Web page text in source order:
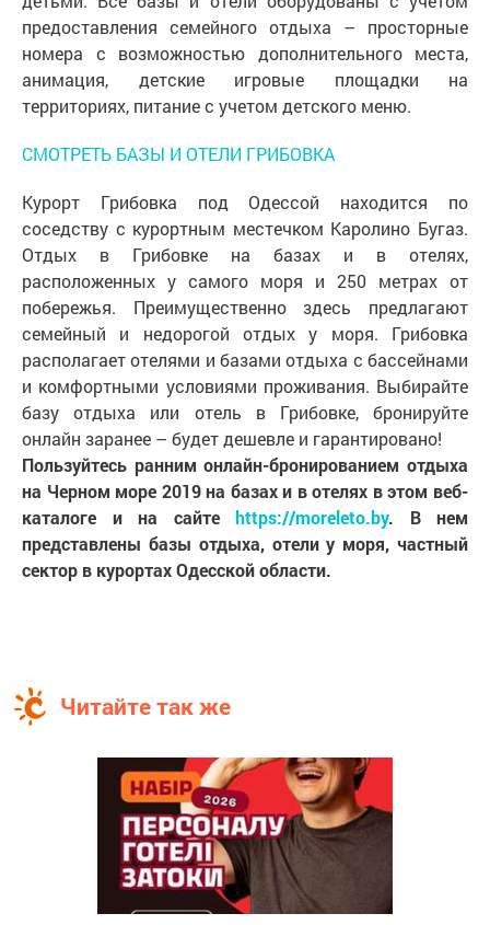
предоставления семейного отдыха – просторные
номера с возможностью дополнительного места,
анимация, детские игровые площадки на
территориях, питание с учетом детского меню.
СМОТРЕТЬ БАЗЫ И ОТЕЛИ ГРИБОВКА
Курорт Грибовка под Одессой находится по
соседству с курортным местечком Каролино Бугаз.
Отдых в Грибовке на базах и в отелях,
расположенных у самого моря и 250 метрах от
побережья. Преимущественно здесь предлагают
семейный и недорогой отдых у моря. Грибовка
располагает отелями и базами отдыха с бассейнами
и комфортными условиями проживания. Выбирайте
базу отдыха или отель в Грибовке, бронируйте
онлайн заранее – будет дешевле и гарантировано!
Пользуйтесь ранним онлайн-бронированием отдыха
на Черном море 2019 на базах и в отелях в этом веб-
каталоге и на сайте https://moreleto.by. В нем
представлены базы отдыха, отели у моря, частный
сектор в курортах Одесской области.
Читайте так же